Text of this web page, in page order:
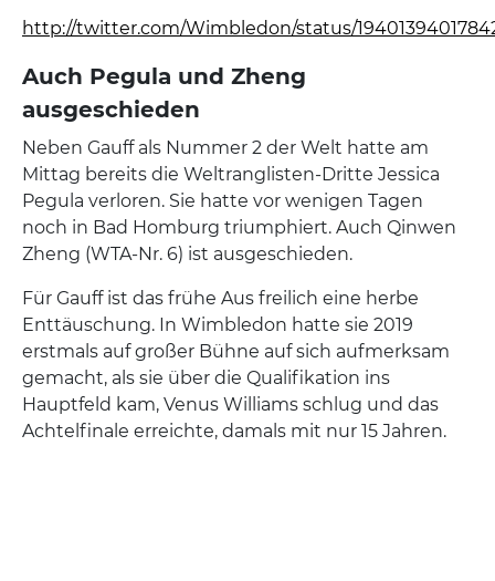
http://twitter.com/Wimbledon/status/
Auch Pegula und Zheng
ausgeschieden
Neben Gauff als Nummer 2 der Welt hatte am
Mittag bereits die Weltranglisten-Dritte Jessica
Pegula verloren. Sie hatte vor wenigen Tagen
noch in Bad Homburg triumphiert. Auch Qinwen
Zheng (WTA-Nr. 6) ist ausgeschieden.
Für Gauff ist das frühe Aus freilich eine herbe
Enttäuschung. In Wimbledon hatte sie 2019
erstmals auf großer Bühne auf sich aufmerksam
gemacht, als sie über die Qualifikation ins
Hauptfeld kam, Venus Williams schlug und das
Achtelfinale erreichte, damals mit nur 15 Jahren.